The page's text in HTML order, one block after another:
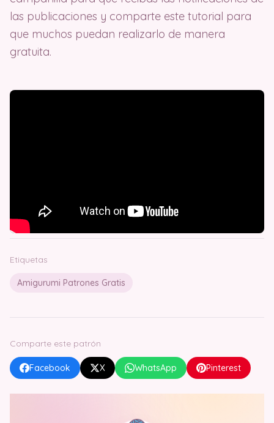
las publicaciones y comparte este tutorial para
que muchos puedan realizarlo de manera
gratuita.
Etiquetas
Amigurumi Patrones Gratis
Comparte este patrón
Facebook X WhatsApp Pinterest